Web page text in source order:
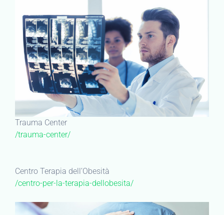
Trauma Center
/trauma-center/
Centro Terapia dell’Obesità
/centro-per-la-terapia-dellobesita/